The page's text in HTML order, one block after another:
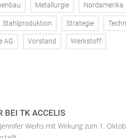
Metallurgie Nordamerika
Stahlproduktion Strategie
AG Vorstand Werkstoff
BEI TK ACCELIS
Weihs mit Wirkung zum 1.